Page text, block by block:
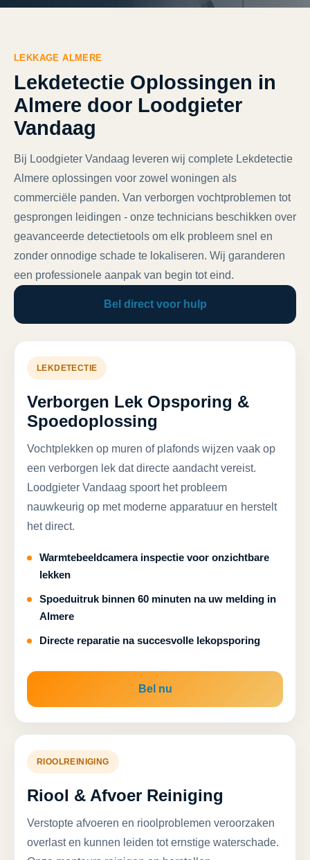
LEKKAGE ALMERE
Lekdetectie Oplossingen in
Almere door Loodgieter
Vandaag
Bij Loodgieter Vandaag leveren wij complete Lekdetectie
Almere oplossingen voor zowel woningen als
commerciële panden. Van verborgen vochtproblemen tot
gesprongen leidingen - onze technicians beschikken over
geavanceerde detectietools om elk probleem snel en
zonder onnodige schade te lokaliseren. Wij garanderen
een professionele aanpak van begin tot eind.
Bel direct voor hulp
LEKDETECTIE
Verborgen Lek Opsporing &
Spoedoplossing
Vochtplekken op muren of plafonds wijzen vaak op
een verborgen lek dat directe aandacht vereist.
Loodgieter Vandaag spoort het probleem
nauwkeurig op met moderne apparatuur en herstelt
het direct.
Warmtebeeldcamera inspectie voor onzichtbare
lekken
Spoeduitruk binnen 60 minuten na uw melding in
Almere
Directe reparatie na succesvolle lekopsporing
Bel nu
RIOOLREINIGING
Riool & Afvoer Reiniging
Verstopte afvoeren en rioolproblemen veroorzaken
overlast en kunnen leiden tot ernstige waterschade.